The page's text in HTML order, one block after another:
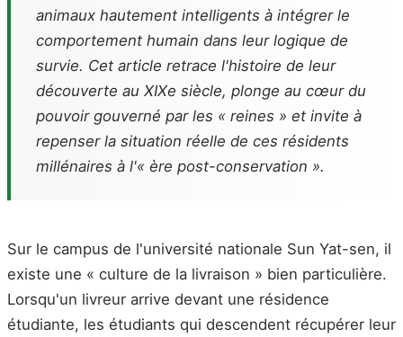
animaux hautement intelligents à intégrer le
comportement humain dans leur logique de
survie. Cet article retrace l'histoire de leur
découverte au XIXe siècle, plonge au cœur du
pouvoir gouverné par les « reines » et invite à
repenser la situation réelle de ces résidents
millénaires à l'« ère post-conservation ».
Sur le campus de l'université nationale Sun Yat-sen, il
existe une « culture de la livraison » bien particulière.
Lorsqu'un livreur arrive devant une résidence
étudiante, les étudiants qui descendent récupérer leur